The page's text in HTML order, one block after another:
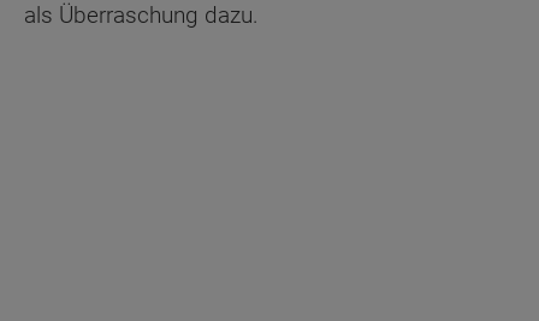
als Überraschung dazu.